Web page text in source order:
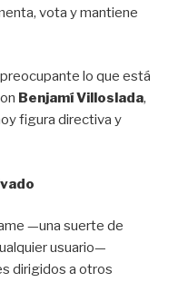
vota y mantiene
lo que está
Benjamí Villoslada,
figura directiva y
—una suerte de
usuario—
dirigidos a otros